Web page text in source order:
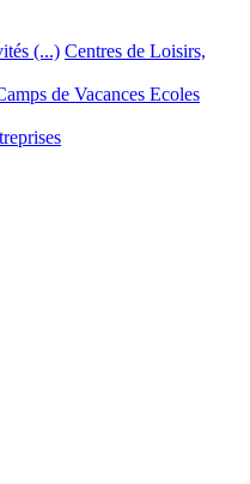
(...) Centres de Loisirs,
de Vacances Ecoles